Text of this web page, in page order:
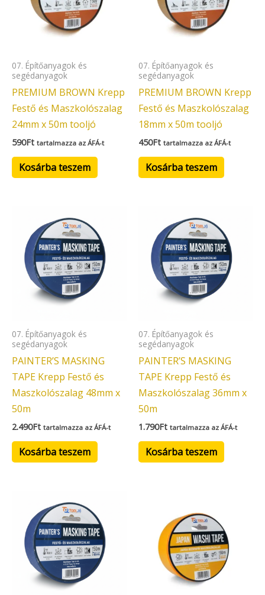
07. Építőanyagok és
segédanyagok
PREMIUM BROWN Krepp
Festő és Maszkolószalag
24mm x 50m tooljó
590Ft tartalmazza az ÁFÁ-t
Kosárba teszem
07. Építőanyagok és
segédanyagok
PREMIUM BROWN Krepp
Festő és Maszkolószalag
18mm x 50m tooljó
450Ft tartalmazza az ÁFÁ-t
Kosárba teszem
07. Építőanyagok és
segédanyagok
PAINTER’S MASKING
TAPE Krepp Festő és
Maszkolószalag 48mm x
50m
2.490Ft tartalmazza az ÁFÁ-t
Kosárba teszem
07. Építőanyagok és
segédanyagok
PAINTER’S MASKING
TAPE Krepp Festő és
Maszkolószalag 36mm x
50m
1.790Ft tartalmazza az ÁFÁ-t
Kosárba teszem